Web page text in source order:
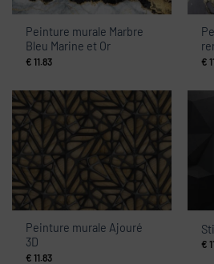
Peinture murale Marbre
Bleu Marine et Or
€ 11.83 €
Peinture murale Ajouré
3D
€ 11.83
€